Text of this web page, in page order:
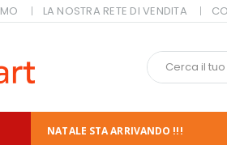
LA NOSTRA RETE DI VENDITA
NATALE STA ARRIVANDO !!!